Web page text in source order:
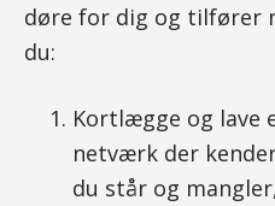
døre for dig og tilfører
du:
Kortlægge og lave
netværk der
du står og